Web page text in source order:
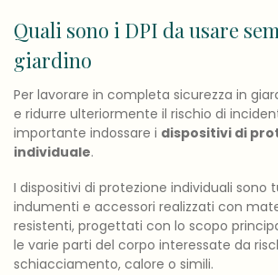
Quali sono i DPI da usare
giardino
Per lavorare in completa sicurezza in
e ridurre ulteriormente il rischio di
importante indossare i dispositivi di
individuale.
I dispositivi di protezione individuali sono
indumenti e accessori realizzati con
resistenti, progettati con lo scopo
le varie parti del corpo interessate da
schiacciamento, calore o simili.